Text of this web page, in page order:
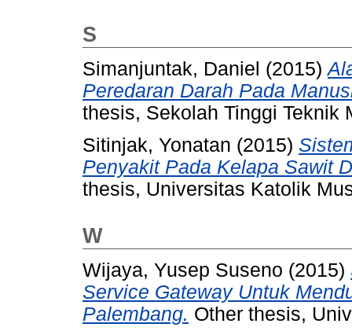
S
Simanjuntak, Daniel (2015)
Peredaran Darah Pada
thesis, Sekolah Tinggi Teknik
Sitinjak, Yonatan (2015)
Penyakit Pada Kelapa Sawit
thesis, Universitas Katolik
W
Wijaya, Yusep Suseno (2015)
Service Gateway Untuk
Palembang. Other thesis,